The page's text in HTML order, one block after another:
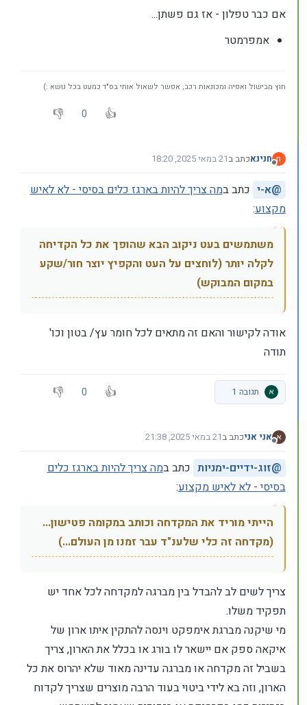
אם כבר טפלון - אז גם פשתן...
אמפרמטר
חוץ מבישול ואפיה ומכונאות רכב, אפשר לשאול אותי בס"ד כמעט בכל נושא :)
0
ח
מנותק
חנינאכתב ב21 במאי 2025, 18:20
נערך לאחרונה על ידי
@א-י כתב במה צריך להיות בארגז כלים בסיסי - לא לאיש
מקצוע:
משתמשים בעט ניקוב הבא שהופך את כל הקדיחה
לקלה יותר (לוחצים על העט והקפיץ יוצר חור/שקע
במקום המבוקש)
אודה לקישור והאם זה מתאים לכל חומר עץ/ בטון וכו'
תודה
תגובה 1 0
מנותק
אני אניכתב ב21 במאי 2025, 21:38
נערך לאחרונה על ידי אני אני
@זוג-ידיים-ימניות כתב במה צריך להיות בארגז כלים
בסיסי - לא לאיש מקצוע:
הייתי מוריד את המקדחה וכותב במקומה פטישון...
(מקדחה זה כלי שלענ"ד עבר זמנו מן העולם...)
צריך לשים לב להבדל בין מברגה למקדחה לכל אחד יש
תפקיד משלו.
מי שיקנה מברגת אימפקט וינסה להתקין איתו ארון של
איקאה ספק אם יישאר לו בורג או בכלל את הארון, צריך
בשביל זה מקדחה או מברגה עדינה מאוד שלא יהרוס את כל
הארון, וזה בא לידי ביטוי בעוד הרבה מוצרים שצריך לקדוח